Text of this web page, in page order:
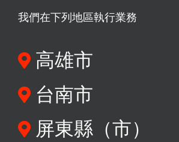
我們在下列地區執行業務
高雄市
台南市
屏東縣（市）